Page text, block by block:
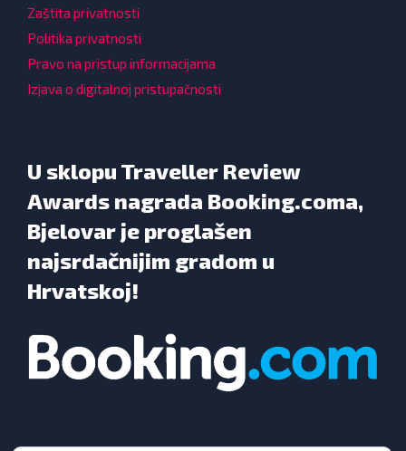
Zaštita privatnosti
Politika privatnosti
Pravo na pristup informacijama
Izjava o digitalnoj pristupačnosti
U sklopu Traveller Review
Awards nagrada Booking.coma,
Bjelovar je proglašen
najsrdačnijim gradom u
Hrvatskoj!